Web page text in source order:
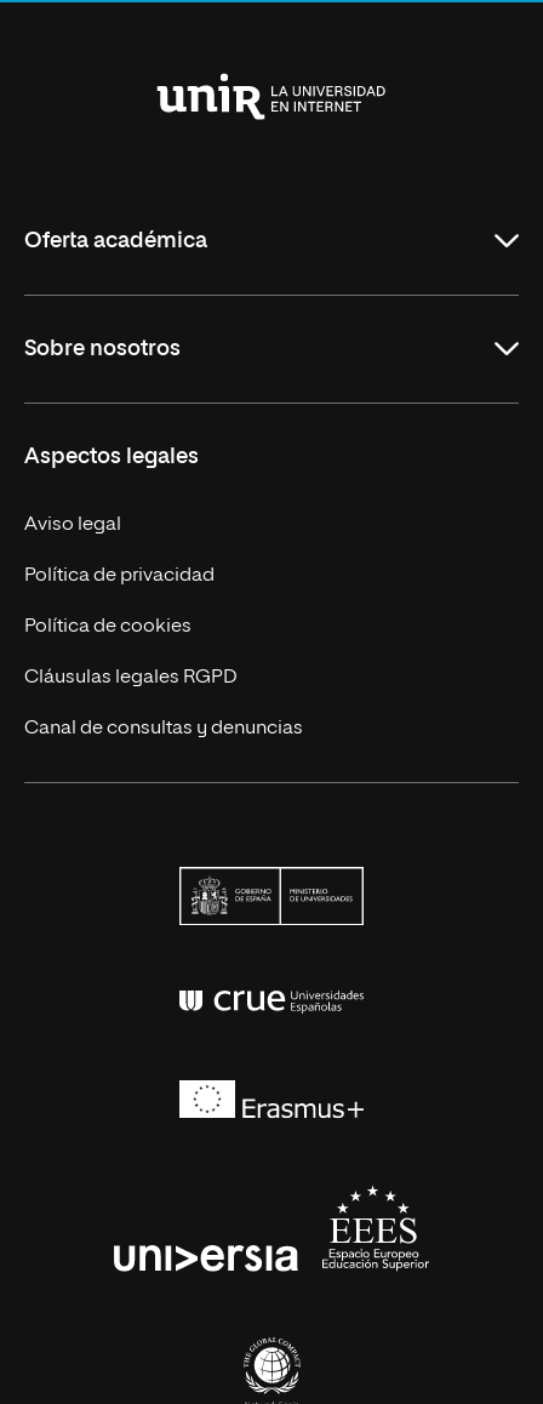
Oferta académica
Formación Continua
Sobre nosotros
Trabaja en UNIR
Actualidad
Contáctanos
Aspectos legales
Aviso legal
Política de privacidad
Política de cookies
Cláusulas legales RGPD
Canal de consultas y denuncias